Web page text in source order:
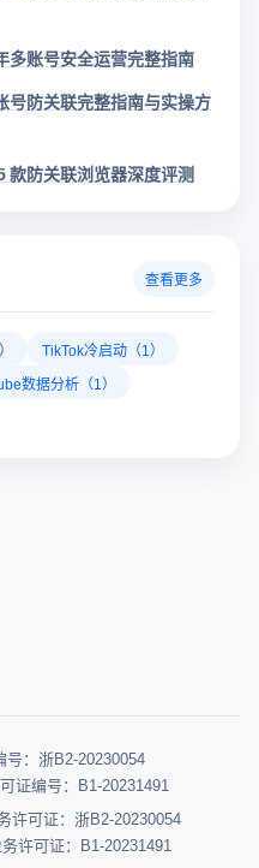
多账号安全运营完整指南
号防关联完整指南与实操方
款防关联浏览器深度评测
查看更多
TikTok冷启动（1）
数据分析（1）
：浙B2-20230054
证编号：B1-20231491
许可证：浙B2-20230054
许可证：B1-20231491